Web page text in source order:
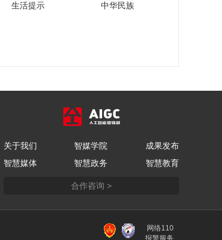
生活提示 中华民族
关于我们 智媒学院
成果发布
智慧媒体
智慧政务 智慧教育
合作咨询 >
网络110
报警服务